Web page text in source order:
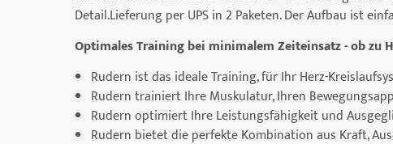
Detail.Lieferung per UPS in 2 Paketen. Der Aufbau ist
Optimales Training bei minimalem Zeiteinsatz - ob zu
Rudern ist das ideale Training, für Ihr Herz-
Rudern trainiert Ihre Muskulatur, Ihren
Rudern optimiert Ihre Leistungsfähigkeit und
Rudern bietet die perfekte Kombination aus Kraft,